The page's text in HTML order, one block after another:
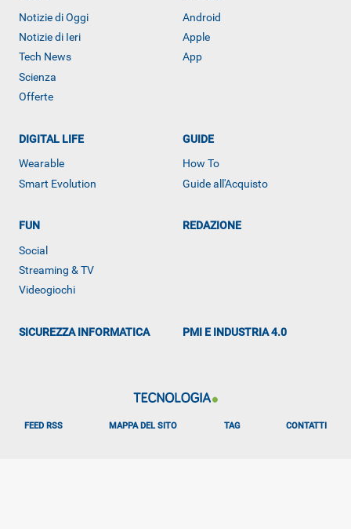
Notizie di Oggi
Notizie di Ieri
Tech News
Scienza
Offerte
Android
Apple
App
DIGITAL LIFE
Wearable
Smart Evolution
GUIDE
How To
Guide all'Acquisto
FUN
Social
Streaming & TV
Videogiochi
REDAZIONE
SICUREZZA INFORMATICA PMI E INDUSTRIA 4.0
FEED RSS MAPPA DEL SITO TAG CONTATTI